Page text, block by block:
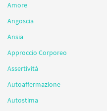
Amore
Angoscia
Ansia
Approccio Corporeo
Assertività
Autoaffermazione
Autostima